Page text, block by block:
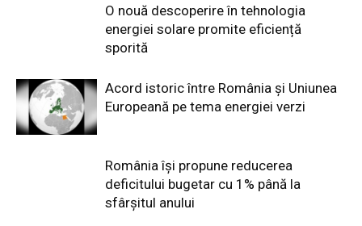
O nouă descoperire în tehnologia
energiei solare promite eficiență
sporită
Acord istoric între România și Uniunea
Europeană pe tema energiei verzi
România își propune reducerea
deficitului bugetar cu 1% până la
sfârșitul anului